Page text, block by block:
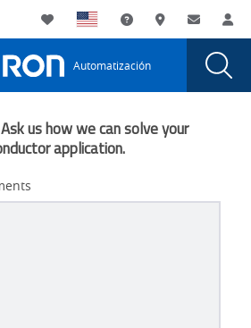
Utility
Navigation
My List Soporte DóndeContacto
Automatización
us how we can solve your
application.